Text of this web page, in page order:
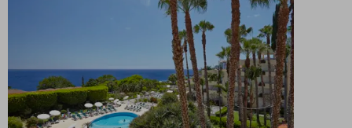
: visitez
le
musée
CR7